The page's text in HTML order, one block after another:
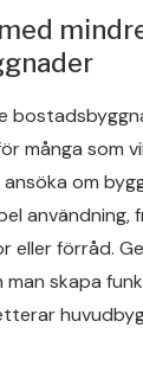
många som
om
användning,
eller förråd.
skapa